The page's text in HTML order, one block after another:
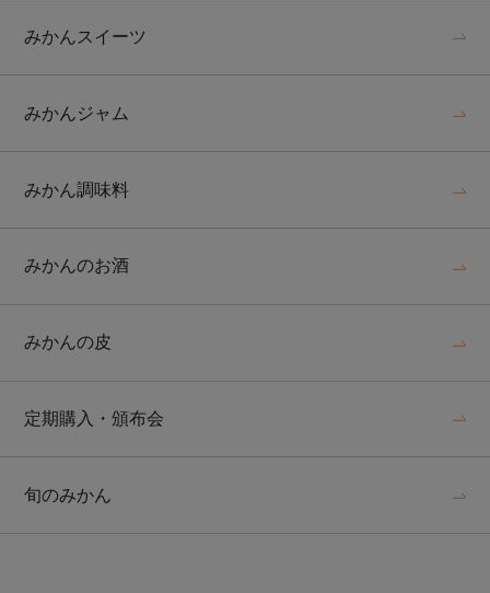
みかんスイーツ
みかんジャム
みかん調味料
みかんのお酒
みかんの皮
定期購入・頒布会
旬のみかん